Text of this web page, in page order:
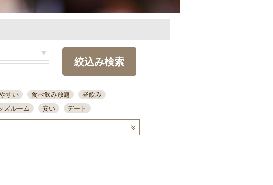
絞込み検索
すい 食べ飲み放題
昼飲み
ズルーム 安い
デート
座敷席 記念日 泡盛
喫煙可
客に人気 大部屋30名
カウンター